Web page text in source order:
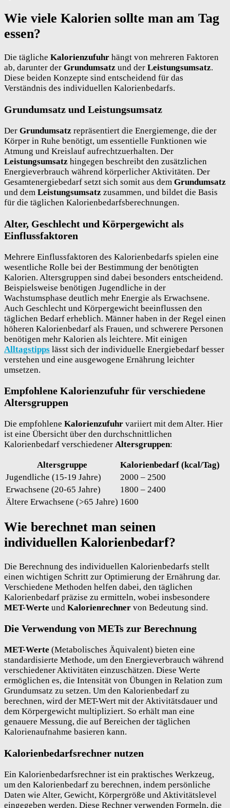
Wie viele Kalorien sollte man am Tag
essen?
Die tägliche Kalorienzufuhr hängt von mehreren Faktoren
ab, darunter der Grundumsatz und der Leistungsumsatz.
Diese beiden Konzepte sind entscheidend für das
Verständnis des individuellen Kalorienbedarfs.
Grundumsatz und Leistungsumsatz
Der Grundumsatz repräsentiert die Energiemenge, die der
Körper in Ruhe benötigt, um essentielle Funktionen wie
Atmung und Kreislauf aufrechtzuerhalten. Der
Leistungsumsatz hingegen beschreibt den zusätzlichen
Energieverbrauch während körperlicher Aktivitäten. Der
Gesamtenergiebedarf setzt sich somit aus dem Grundumsatz
und dem Leistungsumsatz zusammen, und bildet die Basis
für die täglichen Kalorienbedarfsberechnungen.
Alter, Geschlecht und Körpergewicht als
Einflussfaktoren
Mehrere Einflussfaktoren des Kalorienbedarfs spielen eine
wesentliche Rolle bei der Bestimmung der benötigten
Kalorien. Altersgruppen sind dabei besonders entscheidend.
Beispielsweise benötigen Jugendliche in der
Wachstumsphase deutlich mehr Energie als Erwachsene.
Auch Geschlecht und Körpergewicht beeinflussen den
täglichen Bedarf erheblich. Männer haben in der Regel einen
höheren Kalorienbedarf als Frauen, und schwerere Personen
benötigen mehr Kalorien als leichtere. Mit einigen
Alltagstipps lässt sich der individuelle Energiebedarf besser
verstehen und eine ausgewogene Ernährung leichter
umsetzen.
Empfohlene Kalorienzufuhr für verschiedene
Altersgruppen
Die empfohlene Kalorienzufuhr variiert mit dem Alter. Hier
ist eine Übersicht über den durchschnittlichen
Kalorienbedarf verschiedener Altersgruppen:
Altersgruppe
Kalorienbedarf (kcal/Tag)
Jugendliche (15-19 Jahre)
2000 – 2500
Erwachsene (20-65 Jahre)
1800 – 2400
Ältere Erwachsene (>65 Jahre) 1600
Wie berechnet man seinen
individuellen Kalorienbedarf?
Die Berechnung des individuellen Kalorienbedarfs stellt
einen wichtigen Schritt zur Optimierung der Ernährung dar.
Verschiedene Methoden helfen dabei, den täglichen
Kalorienbedarf präzise zu ermitteln, wobei insbesondere
MET-Werte und Kalorienrechner von Bedeutung sind.
Die Verwendung von METs zur Berechnung
MET-Werte (Metabolisches Äquivalent) bieten eine
standardisierte Methode, um den Energieverbrauch während
verschiedener Aktivitäten einzuschätzen. Diese Werte
ermöglichen es, die Intensität von Übungen in Relation zum
Grundumsatz zu setzen. Um den Kalorienbedarf zu
berechnen, wird der MET-Wert mit der Aktivitätsdauer und
dem Körpergewicht multipliziert. So erhält man eine
genauere Messung, die auf Bereichen der täglichen
Kalorienaufnahme basieren kann.
Kalorienbedarfsrechner nutzen
Ein Kalorienbedarfsrechner ist ein praktisches Werkzeug,
um den Kalorienbedarf zu berechnen, indem persönliche
Daten wie Alter, Gewicht, Körpergröße und Aktivitätslevel
eingegeben werden. Diese Rechner verwenden Formeln, die